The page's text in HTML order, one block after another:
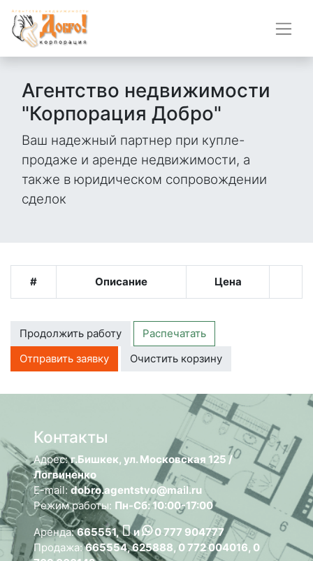
Агентство недвижимости
"Корпорация Добро"
Ваш надежный партнер при купле-
продаже и аренде недвижимости, а
также в юридическом сопровождении
сделок
# Описание Цена
Продолжить работу
Распечатать
Отправить заявку
Очистить корзину
Контакты
Адрес:г.Бишкек, ул. Московская 125 /
Логвиненко
E-mail:dobro.agentstvo@mail.ru
Режим работы: Пн-Сб: 10:00-17:00
Аренда:665551, и
0 777 904777
Продажа:665554, 625888, 0 772 004016, 0